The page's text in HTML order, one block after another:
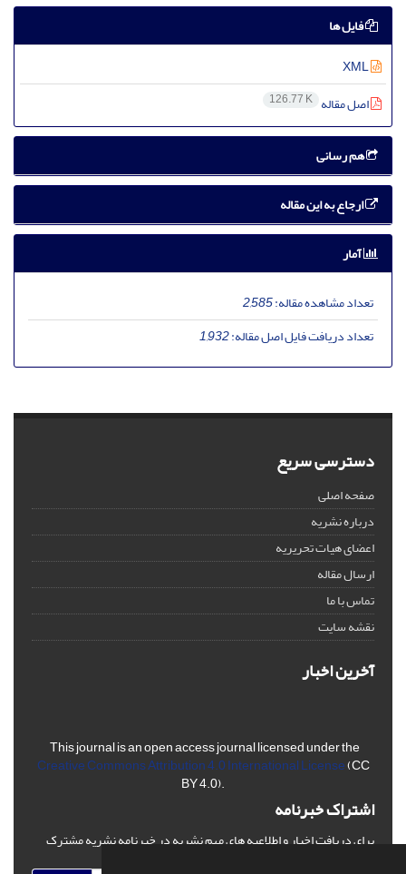
فایل ها
اصل مقاله 126.77 K
هم رسانی
ارجاع به این مقاله
آمار
تعداد مشاهده مقاله:2,585
تعداد دریافت فایل اصل مقاله:1,932
دسترسی سریع
صفحه اصلی
درباره نشریه
اعضای هیات تحریریه
ارسال مقاله
تماس با ما
نقشه سایت
آخرین اخبار
This journal is an open access journal licensed under the
Creative Commons Attribution 4.0 International License(CC
BY 4.0).
اشتراک خبرنامه
برای دریافت اخبار و اطلاعیه های مهم نشریه در خبرنامه نشریه مشترک